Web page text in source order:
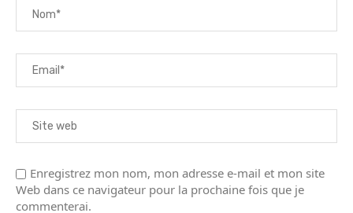
Enregistrez mon nom, mon adresse e-mail et mon site
Web dans ce navigateur pour la prochaine fois que je
commenterai.